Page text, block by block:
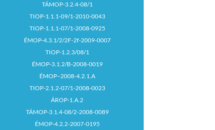
TÁMOP-3.2.4-08/1
TIOP-1.1.1-09/1-2010-0043
TIOP-1.1.1-07/1-2008-0925
ÉMOP-4.3.1/2/2F-2f-2009-0007
TIOP-1.2.3/08/1
ÉMOP-3.1.2/B-2008-0019
ÉMOP–2008-4.2.1.A
TIOP-2.1.2-07/1-2008-0023
ÁROP-1.A.2
TÁMOP-3.1.4-08/2-2008-0089
ÉMOP-4.2.2-2007-0195